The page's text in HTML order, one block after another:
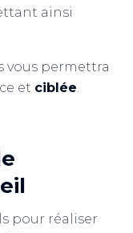
ainsi
vous permettra
et ciblée.
pour réaliser